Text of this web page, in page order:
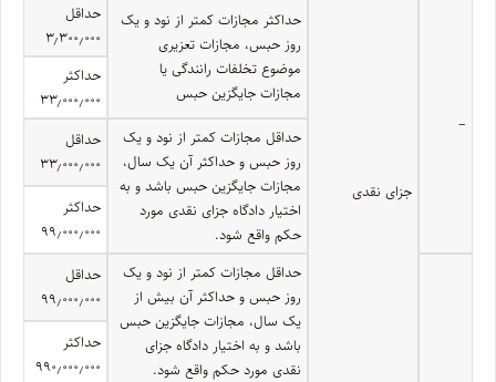
–
جزای نقدی
حداکثر مجازات کمتر از نود و یک
روز حبس، مجازات تعزیری
موضوع تخلفات رانندگی یا
مجازات جایگزین حبس
حداقل
۳٫۳۰۰٫۰۰۰
حداکثر
۳۳٫۰۰۰٫۰۰۰
حداقل مجازات کمتر از نود و یک
روز حبس و حداکثر آن یک سال،
مجازات جایگزین حبس باشد و به
اختیار دادگاه جزای نقدی مورد
حکم واقع شود.
حداقل
۳۳٫۰۰۰٫۰۰۰
حداکثر
۹۹٫۰۰۰٫۰۰۰
حداقل مجازات کمتر از نود و یک
روز حبس و حداکثر آن بیش از
یک سال، مجازات جایگزین حبس
باشد و به اختیار دادگاه جزای
نقدی مورد حکم واقع شود.
حداقل
۹۹٫۰۰۰٫۰۰۰
حداکثر
۹۹۰٫۰۰۰٫۰۰۰